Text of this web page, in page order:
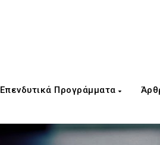
Επενδυτικά Προγράμματα